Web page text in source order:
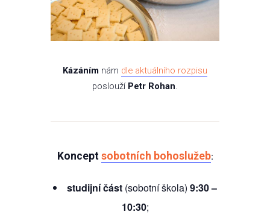
AKTUÁLNĚ
ROZPISY
FOTOGALERIE
KONTAKTY
Kázáním nám dle aktuálního rozpisu
poslouží Petr Rohan.
Koncept sobotních bohoslužeb:
studijní část (sobotní škola) 9:30 –
10:30;